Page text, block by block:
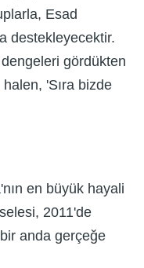
Esad
destekleyecektir.
gördükten
'Sıra bizde
en büyük hayali
2011'de
anda gerçeğe